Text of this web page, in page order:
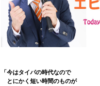
「今はタイパの時代なので
とにかく短い時間のものが